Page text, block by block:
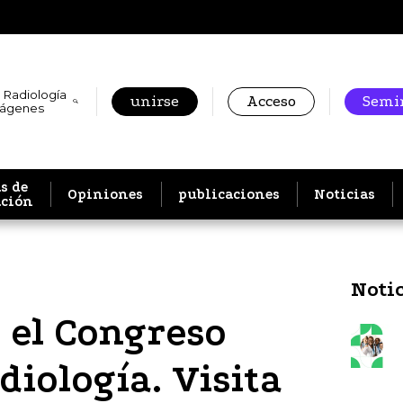
unirse Acceso
de
Opiniones publicaciones Noticias
el Congreso
‍Visita